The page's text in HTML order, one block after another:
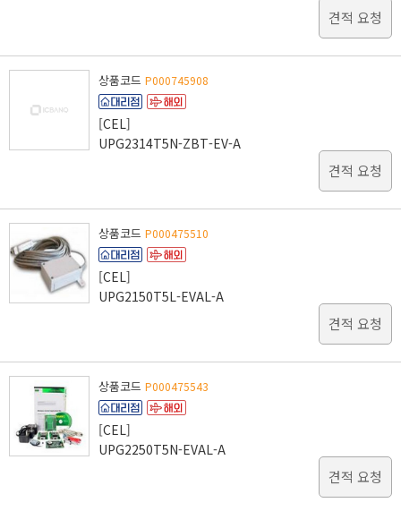
견적 요청
상품코드 P000745908
[CEL]
UPG2314T5N-ZBT-EV-A
견적 요청
상품코드 P000475510
[CEL]
UPG2150T5L-EVAL-A
견적 요청
상품코드 P000475543
[CEL]
UPG2250T5N-EVAL-A
견적 요청